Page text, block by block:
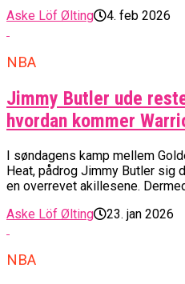
Aske Löf Ølting
4. feb 2026
NBA
Jimmy Butler ude
hvordan kommer
I søndagens kamp mellem
Heat, pådrog Jimmy Butler sig
en overrevet akillesene.
Aske Löf Ølting
23. jan 2026
NBA